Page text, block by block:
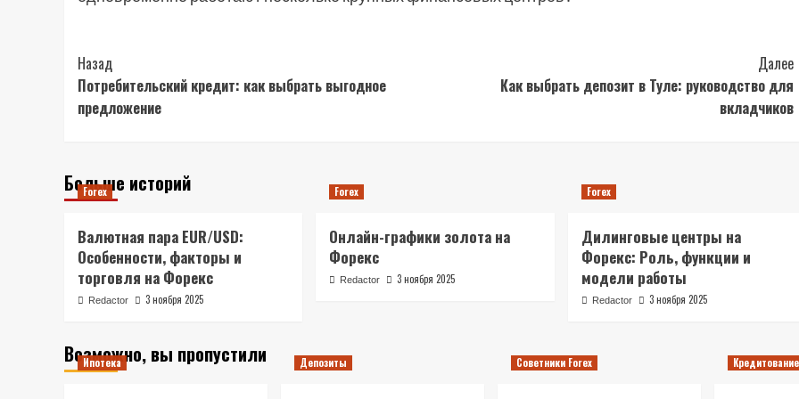
Post
Navigation
Назад
Потребительский кредит: как выбрать выгодное
предложение
Далее
Как выбрать депозит в Туле: руководство для
вкладчиков
Больше историй
Forex
Валютная пара EUR/USD:
Особенности, факторы и
торговля на Форекс
Redactor 3 ноября 2025
Forex
Онлайн-графики золота на
Форекс
Redactor 3 ноября 2025
Forex
Дилинговые центры на
Форекс: Роль, функции и
модели работы
Redactor 3 ноября 2025
Возможно, вы пропустили
Ипотека Депозиты Советники Forex Кредитование